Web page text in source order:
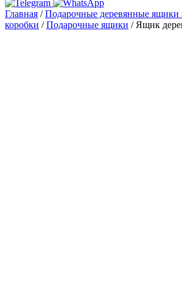
Главная /Подарочные деревянные ящики
коробки /Подарочные ящики / Ящик